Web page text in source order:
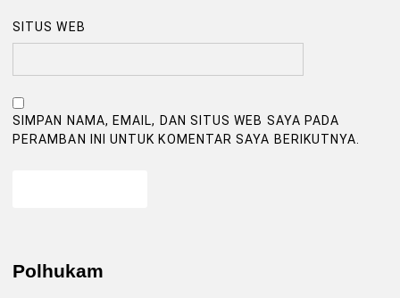
SITUS WEB
SIMPAN NAMA, EMAIL, DAN SITUS WEB SAYA PADA
PERAMBAN INI UNTUK KOMENTAR SAYA BERIKUTNYA.
Polhukam